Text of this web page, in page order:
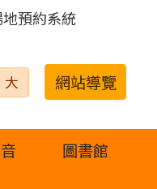
預約系統
大 網站導覽
圖書館